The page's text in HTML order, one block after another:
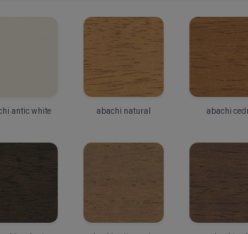
antic white abachi natural abachi